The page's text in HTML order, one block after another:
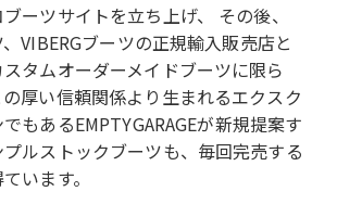
ーツサイトを立ち上げ、 その後、
VIBERGブーツの正規輸入販売店と
タムオーダーメイドブーツに限ら
厚い信頼関係より生まれるエクスク
もあるEMPTYGARAGEが新規提案す
ルストックブーツも、毎回完売する
います。